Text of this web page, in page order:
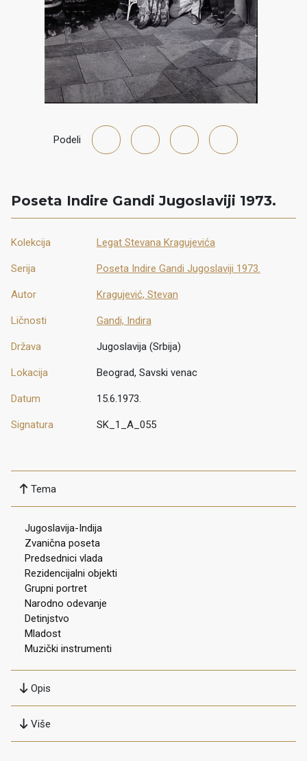
Podeli
Poseta Indire Gandi Jugoslaviji 1973.
Kolekcija Legat Stevana Kragujevića
Serija Poseta Indire Gandi Jugoslaviji 1973.
Autor Kragujević, Stevan
Ličnosti Gandi, Indira
Država Jugoslavija (Srbija)
Lokacija Beograd, Savski venac
Datum 15.6.1973.
Signatura SK_1_A_055
Tema
Jugoslavija-Indija
Zvanična poseta
Predsednici vlada
Rezidencijalni objekti
Grupni portret
Narodno odevanje
Detinjstvo
Mladost
Muzički instrumenti
Opis
Više